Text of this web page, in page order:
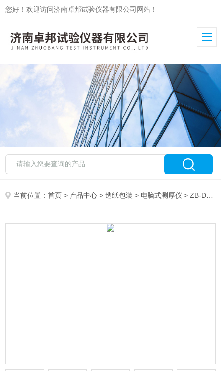
您好！欢迎访问济南卓邦试验仪器有限公司网站！
当前位置：首页 > 产品中心 >造纸包装 > 电脑式测厚仪 > ZB-DCH-2电动式测厚仪